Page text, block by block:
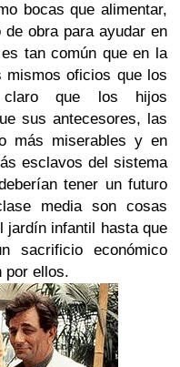
bocas que alimentar,
de obra para ayudar en
tan común que en la
mismos oficios que los
que los hijos
sus antecesores, las
más miserables y en
esclavos del sistema
tener un futuro
media son cosas
jardín infantil hasta que
sacrificio económico
por ellos.